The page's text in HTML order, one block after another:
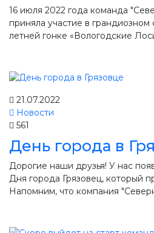
16 июля 2022 года команда
приняла участие в
летней гонке «Вологодские
21.07.2022
Новости
561
День города в
Дорогие наши друзья! У нас
Дня города Грязовец, который
Напомним, что компания